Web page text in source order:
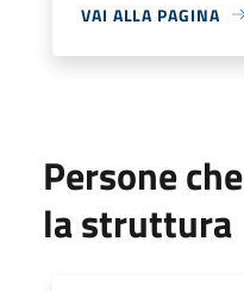
VAI ALLA PAGINA
Persone
la struttura